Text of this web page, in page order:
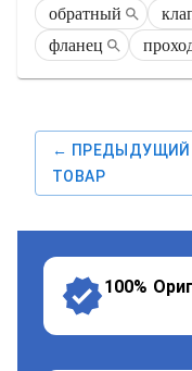
обратный
фланец
← ПРЕДЫДУЩИЙ
ТОВАР
100%